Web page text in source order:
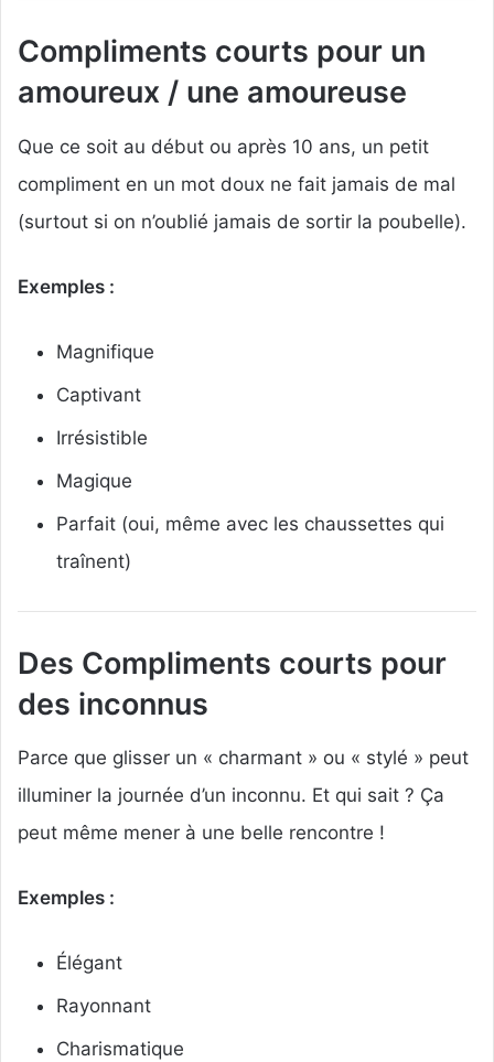
Compliments courts pour un
amoureux / une amoureuse
Que ce soit au début ou après 10 ans, un petit
compliment en un mot doux ne fait jamais de mal
(surtout si on n’oublié jamais de sortir la poubelle).
Exemples :
Magnifique
Captivant
Irrésistible
Magique
Parfait (oui, même avec les chaussettes qui
traînent)
Des Compliments courts pour
des inconnus
Parce que glisser un « charmant » ou « stylé » peut
illuminer la journée d’un inconnu. Et qui sait ? Ça
peut même mener à une belle rencontre !
Exemples :
Élégant
Rayonnant
Charismatique